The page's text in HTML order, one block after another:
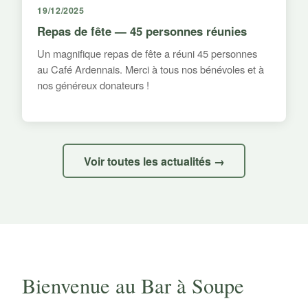
19/12/2025
Repas de fête — 45 personnes réunies
Un magnifique repas de fête a réuni 45 personnes
au Café Ardennais. Merci à tous nos bénévoles et à
nos généreux donateurs !
Voir toutes les actualités →
Bienvenue au Bar à Soupe